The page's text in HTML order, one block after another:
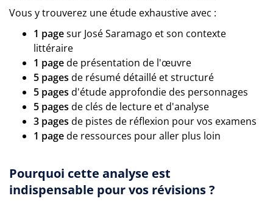
Vous y trouverez une étude exhaustive avec :
1 pagesur José Saramago et son contexte
littéraire
1 pagede présentation de l'œuvre
5 pages de résumé détaillé et structuré
5 pages d'étude approfondie des personnages
5 pages de clés de lecture et d'analyse
3 pages de pistes de réflexion pour vos examens
1 pagede ressources pour aller plus loin
Pourquoi cette analyse est
indispensable pour vos révisions ?